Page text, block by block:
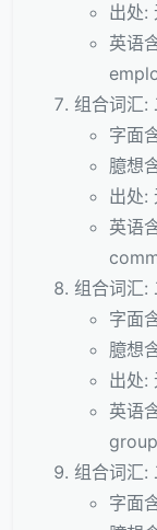
出处:
英语
组合词汇:
字面
臆想
出处:
英语
组合词汇:
字面
臆想
出处:
英语
组合词汇:
字面